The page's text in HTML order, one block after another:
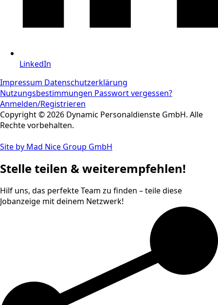
LinkedIn
Impressum Datenschutzerklärung
Nutzungsbestimmungen Passwort vergessen?
Anmelden/Registrieren
Copyright © 2026 Dynamic Personaldienste GmbH. Alle
Rechte vorbehalten.
Site by Mad Nice Group GmbH
Stelle teilen & weiterempfehlen!
Hilf uns, das perfekte Team zu finden – teile diese
Jobanzeige mit deinem Netzwerk!